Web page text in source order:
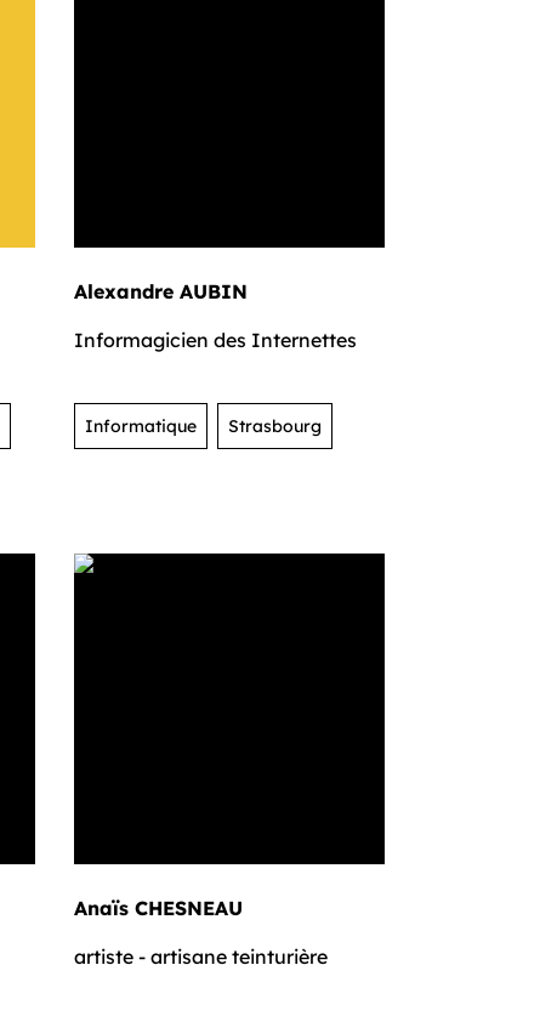
Alexandre AUBIN
Informagicien des Internettes
Informatique Strasbourg
Anaïs CHESNEAU
artiste - artisane teinturière